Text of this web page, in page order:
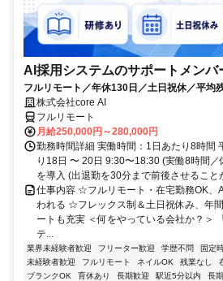
AI採用システムのサポートメンバ
フルリモート／年休130日／土日祝休／平均
株式会社core AI
フルリモート
月給250,000円～280,000円
勤務時間詳細 実働時間：1日あたり8時間
り18日 〜 20日 9:30〜18:30 (実働8時間
を導入 (出退勤を30分まで前後させること
仕事内容 ☆フルリモート・在宅勤務OK、
われる ☆フレックス制＆土日祝休み、年
ートも充実 ＜何をやっている会社か？＞
テ...
業界未経験者歓迎 フリーター歓迎 学歴不問 固定
未経験者歓迎
フルリモート ネイルOK 残業なし
ブランクOK
育休あり 長期歓迎 駅近5分以内 長